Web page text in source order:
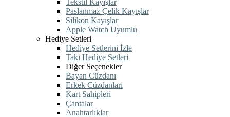
Tekstil Kayışlar
Paslanmaz Çelik Kayışlar
Silikon Kayışlar
Apple Watch Uyumlu
Hediye Setleri
Hediye Setlerini İzle
Takı Hediye Setleri
Diğer Seçenekler
Bayan Cüzdanı
Erkek Cüzdanları
Kart Sahipleri
Çantalar
Anahtarlıklar